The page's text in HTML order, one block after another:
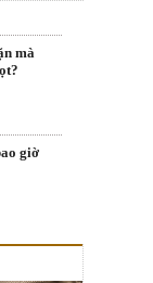
mà
giờ